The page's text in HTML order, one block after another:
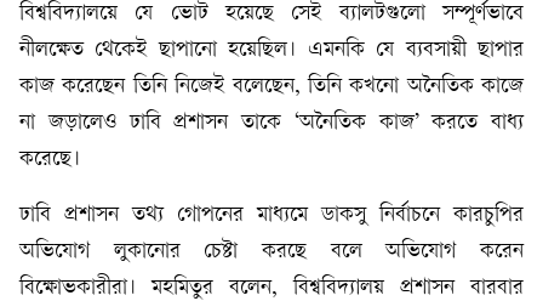
বিশ্ববিদ্যালয়ে যে ভোট হয়েছে সেই ব্যালটগুলো সম্পূর্ণভাবে
নীলক্ষেত থেকেই ছাপানো হয়েছিল। এমনকি যে ব্যবসায়ী ছাপার
কাজ করেছেন তিনি নিজেই বলেছেন, তিনি কখনো অনৈতিক কাজে
না জড়ালেও ঢাবি প্রশাসন তাকে ‘অনৈতিক কাজ’ করতে বাধ্য
করেছে।
ঢাবি প্রশাসন তথ্য গোপনের মাধ্যমে ডাকসু নির্বাচনে কারচুপির
অভিযোগ লুকানোর চেষ্টা করছে বলে অভিযোগ করেন
বিক্ষোভকারীরা। মহমিতুর বলেন, বিশ্ববিদ্যালয় প্রশাসন বারবার